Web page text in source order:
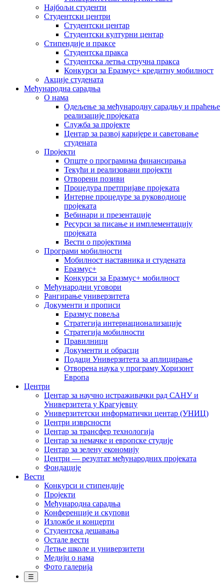
Најбољи студенти
Студентски центри
Студентски центар
Студентски културни центар
Стипендије и праксе
Студентска пракса
Студентска летња стручна пракса
Конкурси за Еразмус+ кредитну мобилност
Акције студената
Међународна сарадња
О нама
Одељење за међународну сарадњу и праћење
реализације пројеката
Служба за пројекте
Центар за развој каријере и саветовање
студената
Пројекти
Опште о програмима финансирања
Текући и реализовани пројекти
Отворени позиви
Процедура претпријаве пројеката
Интерне процедуре за руководиоце
пројеката
Вебинари и презентације
Ресурси за писање и имплементацију
пројеката
Вести о пројектима
Програми мобилности
Мобилност наставника и студената
Еразмус+
Конкурси за Еразмус+ мобилност
Међународни уговори
Рангирање универзитета
Документи и прописи
Еразмус повеља
Стратегија интернационализације
Стратегија мобилности
Правилници
Документи и обрасци
Подаци Универзитета за аплицирање
Отворена наука у програму Хоризонт
Европа
Центри
Центар за научно истраживачки рад САНУ и
Универзитета у Крагујевцу
Универзитетски информатички центар (УНИЦ)
Центри изврсности
Центар за трансфер технологија
Центар за немачке и европске студије
Центар за зелену економију
Центри — резултат међународних пројеката
Фондације
Вести
Конкурси и стипендије
Пројекти
Међународна сарадња
Конференције и скупови
Изложбе и концерти
Студентска дешавања
Остале вести
Летње школе и универзитети
Медији о нама
Фото галерија
☰